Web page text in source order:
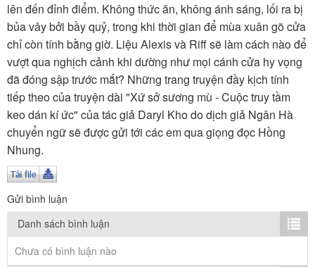
lên đến đỉnh điểm. Không thức ăn, không ánh sáng, lối ra bị
bủa vây bởi bầy quỷ, trong khi thời gian để mùa xuân gõ cửa
chỉ còn tính bằng giờ. Liệu Alexis và Riff sẽ làm cách nào để
vượt qua nghịch cảnh khi dường như mọi cánh cửa hy vọng
đã đóng sập trước mắt? Những trang truyện đầy kịch tính
tiếp theo của truyện dài "Xứ sở sương mù - Cuộc truy tầm
keo dán kí ức" của tác giả Daryl Kho do dịch giả Ngân Hà
chuyển ngữ sẽ được gửi tới các em qua giọng đọc Hồng
Nhung.
Gửi bình luận
Danh sách bình luận
Chưa có bình luận nào